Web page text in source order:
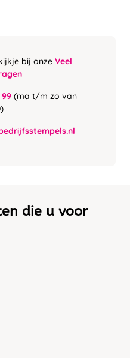
bij onze Veel
(ma t/m zo van
die u voor